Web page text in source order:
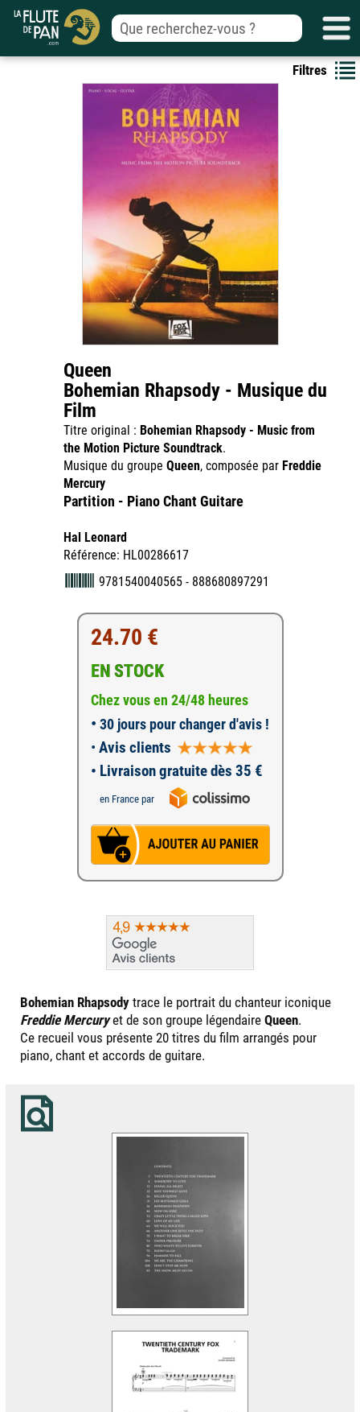
Filtres
Queen
Bohemian Rhapsody - Musique du
Film
Titre original : Bohemian Rhapsody - Music from
the Motion Picture Soundtrack.
Musique du groupe Queen, composée par Freddie
Mercury
Partition - Piano Chant Guitare
Hal Leonard
Référence: HL00286617
9781540040565 - 888680897291
24.70 €
EN STOCK
Chez vous en 24/48 heures
• 30 jours pour changer d'avis !
• Avis clients
• Livraison gratuite dès 35 €
en France par
Bohemian Rhapsody trace le portrait du chanteur iconique
Freddie Mercuryet de son groupe légendaire Queen.
Ce recueil vous présente 20 titres du film arrangés pour
piano, chant et accords de guitare.